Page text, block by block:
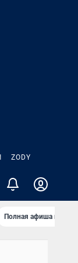
ZODY
Полная афиша на